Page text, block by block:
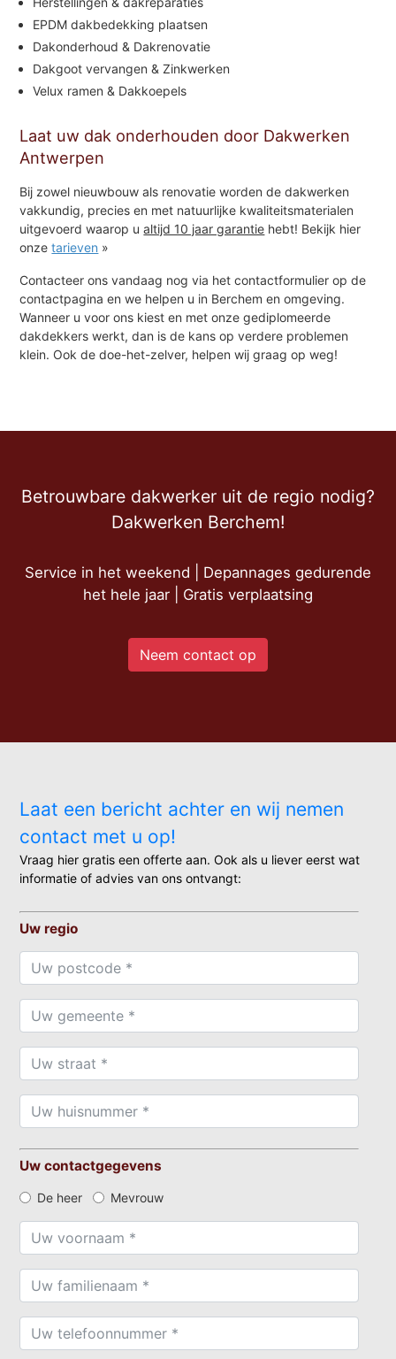
EPDM dakbedekking plaatsen
Dakonderhoud & Dakrenovatie
Dakgoot vervangen & Zinkwerken
Velux ramen & Dakkoepels
Laat uw dak onderhouden door Dakwerken
Antwerpen
Bij zowel nieuwbouw als renovatie worden de dakwerken
vakkundig, precies en met natuurlijke kwaliteitsmaterialen
uitgevoerd waarop ualtijd 10 jaar garantie hebt! Bekijk hier
onzetarieven »
Contacteer ons vandaag nog via het contactformulier op de
contactpagina en we helpen u in Berchem en omgeving.
Wanneer u voor ons kiest en met onze gediplomeerde
dakdekkers werkt, dan is de kans op verdere problemen
klein. Ook de doe-het-zelver, helpen wij graag op weg!
Betrouwbare dakwerker uit de regio nodig?
Dakwerken Berchem!
Service in het weekend | Depannages gedurende
het hele jaar | Gratis verplaatsing
Neem contact op
Laat een bericht achter en wij nemen
contact met u op!
Vraag hier gratis een offerte aan. Ook als u liever eerst wat
informatie of advies van ons ontvangt:
Uw regio
Uw contactgegevens
De heer Mevrouw